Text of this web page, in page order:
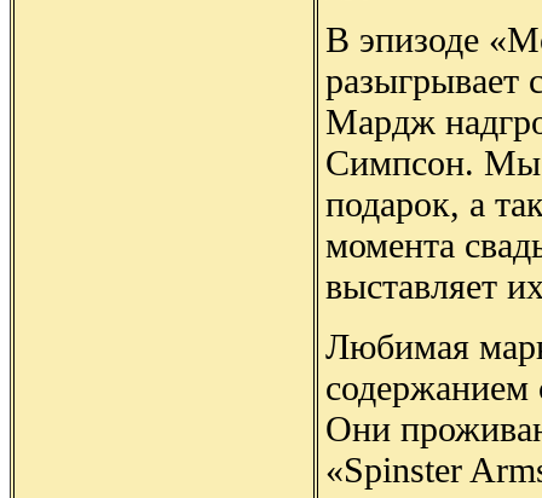
В эпизоде
разыгрывает
Мардж
Симпсон. Мы
подарок, а
момента
выставляет
Любимая
Они
«Spinster